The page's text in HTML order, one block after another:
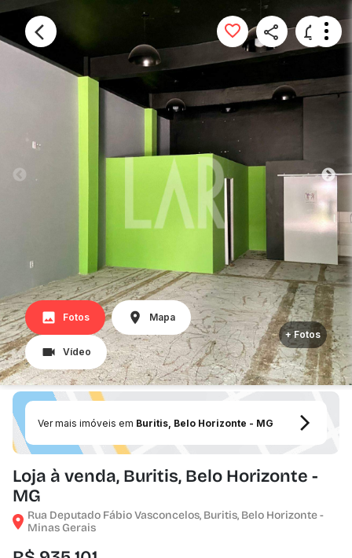
Fotos Mapa
Vídeo
+ Fotos
Ver mais imóveis em Buritis, Belo Horizonte - MG
Loja à venda, Buritis, Belo Horizonte -
MG
Rua Deputado Fábio Vasconcelos, Buritis, Belo Horizonte -
Minas Gerais